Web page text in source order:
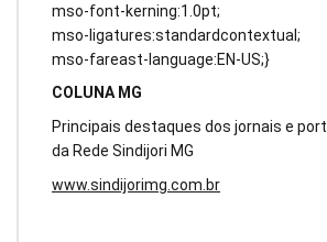
mso-font-kerning:1.0pt;
mso-ligatures:standardcontextual;
mso-fareast-language:EN-US;}
COLUNA MG
Principais destaques dos jornais e
da Rede Sindijori MG
www.sindijorimg.com.br